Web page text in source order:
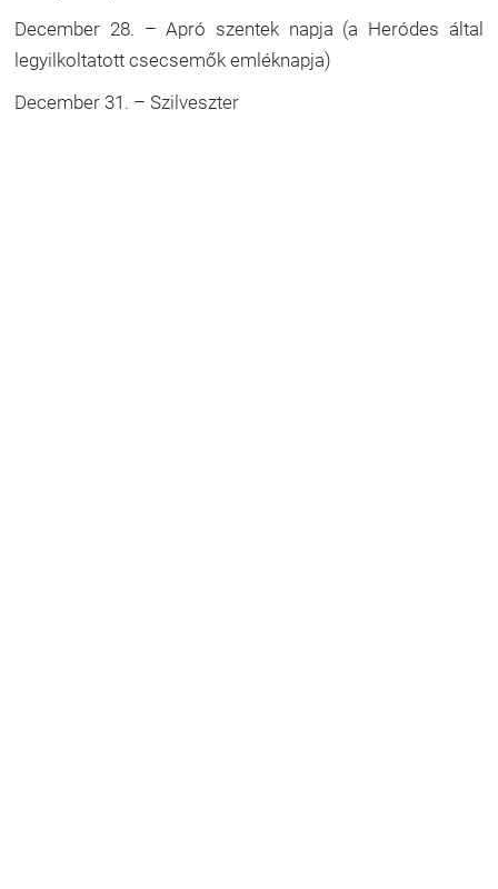
December 28. – Apró szentek napja (a Heródes által
legyilkoltatott csecsemők emléknapja)
December 31. – Szilveszter